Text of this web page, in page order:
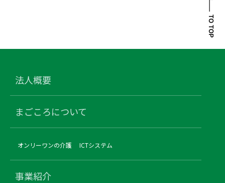
法人概要
まごころについて
オンリーワンの介護 ICTシステム
事業紹介